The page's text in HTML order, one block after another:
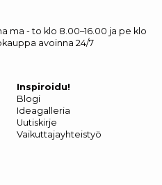
ma - to klo 8.00–16.00 ja pe klo
avoinna 24/7
Inspiroidu!
Blogi
Ideagalleria
Uutiskirje
Vaikuttajayhteistyö